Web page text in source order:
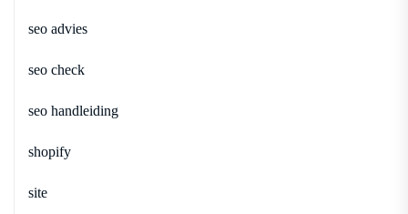
seo advies
seo check
seo handleiding
shopify
site